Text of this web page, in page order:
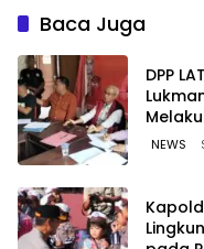
Kebersihan Pantai di
Bitung, Sulawesi
Baca Juga
‎DPP
NEWS